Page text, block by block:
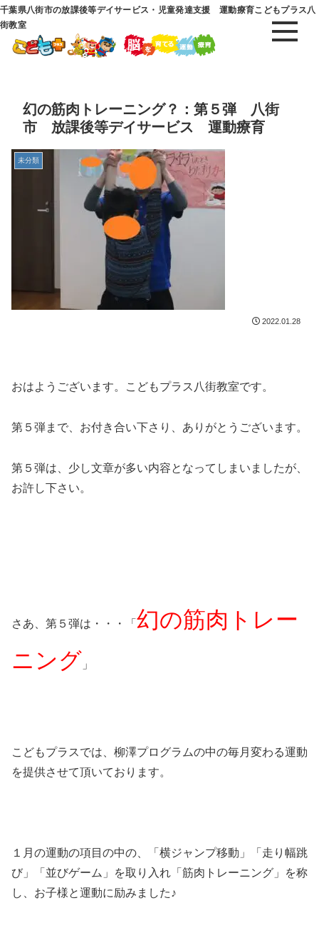
千葉県八街市の放課後等デイサービス・児童発達支援 運動療育こどもプラス八
街教室
幻の筋肉トレーニング？：第５弾 八街
市 放課後等デイサービス 運動療育
未分類
2022.01.28
おはようございます。こどもプラス八街教室です。
第５弾まで、お付き合い下さり、ありがとうございます。
第５弾は、少し文章が多い内容となってしまいましたが、
お許し下さい。
さあ、第５弾は・・・「 幻の筋肉トレー
ニング 」
こどもプラスでは、柳澤プログラムの中の毎月変わる運動
を提供させて頂いております。
１月の運動の項目の中の、「横ジャンプ移動」「走り幅跳
び」「並びゲーム」を取り入れ「筋肉トレーニング」を称
し、お子様と運動に励みました♪